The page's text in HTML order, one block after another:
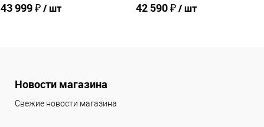
02785-00)
43 999 ₽/ шт
Купить в 1
клик
Сравнение
42 590 ₽/ шт
Новости магазина
Свежие новости магазина